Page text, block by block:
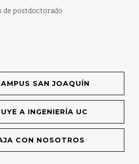
de postdoctorado
SAN JOAQUÍN
A INGENIERÍA UC
CON NOSOTROS